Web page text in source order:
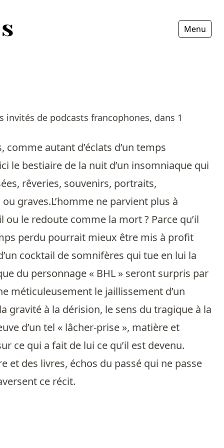
Menu
invités de podcasts francophones, dans 1
autant d’éclats d’un temps
le bestiaire de la nuit d’un insomniaque qui
rêveries, souvenirs, portraits,
graves.L’homme ne parvient plus à
ou le redoute comme la mort ? Parce qu’il
perdu pourrait mieux être mis à profit
cocktail de somnifères qui tue en lui la
du personnage « BHL » seront surpris par
méticuleusement le jaillissement d’un
gravité à la dérision, le sens du tragique à la
d’un tel « lâcher-prise », matière et
ce qui a fait de lui ce qu’il est devenu.
et des livres, échos du passé qui ne passe
ce récit.